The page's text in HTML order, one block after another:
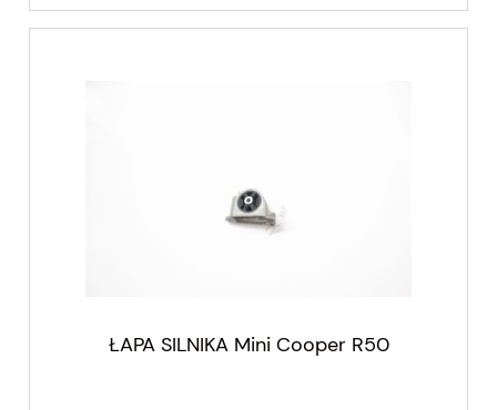
ŁAPA SILNIKA Mini Cooper R50